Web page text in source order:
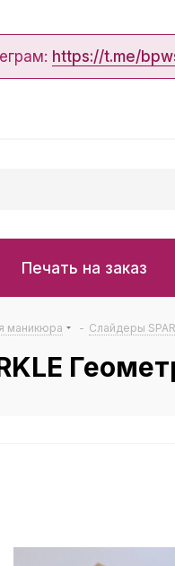
https://t.me/
Печать на заказ
маникюра - Слайдеры